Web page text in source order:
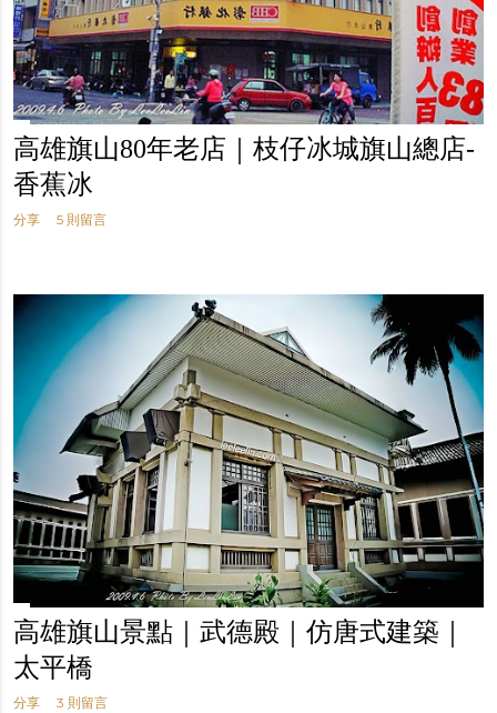
高雄旗山80年老店｜枝仔冰城旗山總店-
香蕉冰
分享 5 則留言
高雄旗山景點｜武德殿｜仿唐式建築｜
太平橋
分享 3 則留言